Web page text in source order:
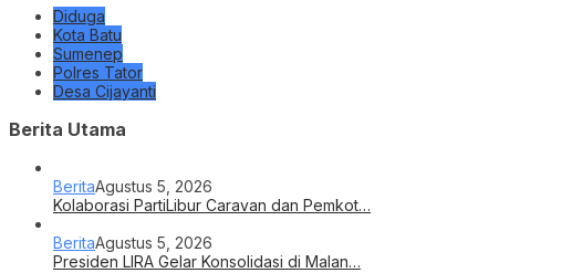
Diduga
Kota Batu
Sumenep
Polres Tator
Desa Cijayanti
Berita Utama
BeritaAgustus 5, 2026
Kolaborasi PartiLibur Caravan dan Pemkot…
BeritaAgustus 5, 2026
Presiden LIRA Gelar Konsolidasi di Malan…